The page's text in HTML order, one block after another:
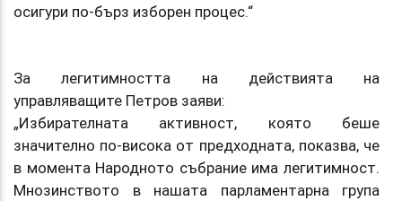
осигури по-бърз изборен процес.“
За легитимността на действията на
управляващите Петров заяви:
„Избирателната активност, която беше
значително по-висока от предходната, показва, че
в момента Народното събрание има легитимност.
Мнозинството в нашата парламентарна група